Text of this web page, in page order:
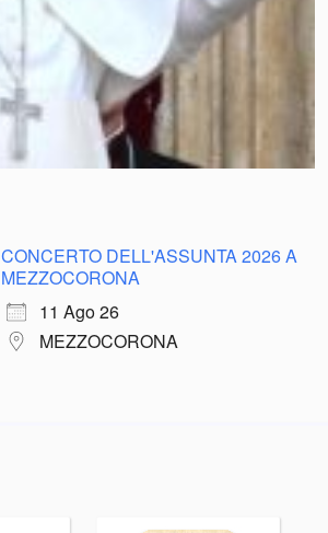
CONCERTO DELL'ASSUNTA 2026 A
MEZZOCORONA
11 Ago 26
MEZZOCORONA